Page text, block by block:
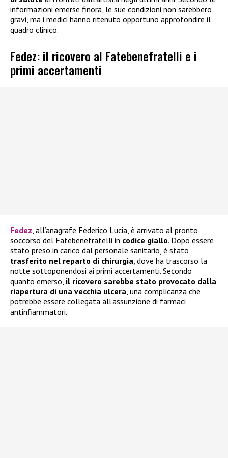
informazioni emerse finora, le sue condizioni non sarebbero
gravi, ma i medici hanno ritenuto opportuno approfondire il
quadro clinico.
Fedez: il ricovero al Fatebenefratelli e i
primi accertamenti
Fedez , all’anagrafe Federico Lucia, è arrivato al pronto
soccorso del Fatebenefratelli in codice giallo. Dopo essere
stato preso in carico dal personale sanitario, è stato
trasferito nel reparto di chirurgia , dove ha trascorso la
notte sottoponendosi ai primi accertamenti. Secondo
quanto emerso, il ricovero sarebbe stato provocato dalla
riapertura di una vecchia ulcera , una complicanza che
potrebbe essere collegata all’assunzione di farmaci
antinfiammatori.